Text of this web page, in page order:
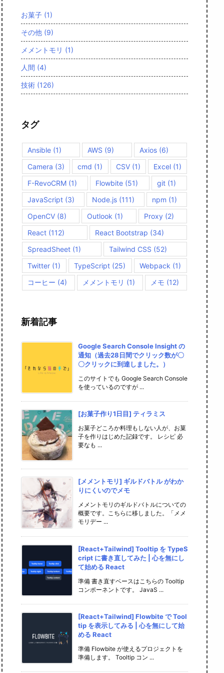
お菓子 (1)
その他 (9)
メメントモリ (1)
人間 (4)
技術 (126)
タグ
Ansible (1) AWS (9) Axios (6)
Camera (3) cmd (1) CSV(1) Excel(1)
F-RevoCRM (1) Flowbite (51) git(1)
JavaScript (3) Node.js (111) npm (1)
OpenCV (8) Outlook (1) Proxy (2)
React (112) React Bootstrap (34)
SpreadSheet (1) Tailwind CSS (52)
Twitter (1) TypeScript (25) Webpack (1)
コーヒー (4) メメントモリ (1) メモ (12)
新着記事
Google Search Console Insight の
通知（過去28日間でクリック数が〇
〇クリックに到達しました。）
このサイトでも Google Search Console
を使っているのですが ...
[お菓子作り1日目] ティラミス
お菓子どころか料理もしない人が、お菓
子を作りはじめた記録です。 レシピ 必
要なも ...
[メメントモリ] ギルドバトル がわか
りにくいのでメモ
メメントモリのギルドバトルについての
概要です。こちらに移しました。「メメ
モリデー ...
[React+Tailwind] Tooltip を TypeS
cript に書き直してみた | 心を無にし
て始める React
準備 書き直すベースはこちらの Tooltip
コンポーネントです。 JavaS ...
[React+Tailwind] Flowbite で Tool
tip を表示してみる | 心を無にして始
める React
準備 Flowbite が使えるプロジェクトを
準備します。 Tooltip コン ...